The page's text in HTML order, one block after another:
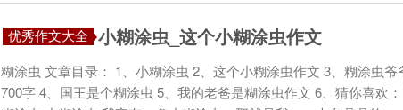
优秀作文大全 小糊涂虫_这个小糊涂虫作文
糊涂虫 文章目录： 1、小糊涂虫 2、这个小糊涂虫作文 3、糊涂虫爷
700字 4、国王是个糊涂虫 5、我的老爸是糊涂虫作文 6、猜你喜欢